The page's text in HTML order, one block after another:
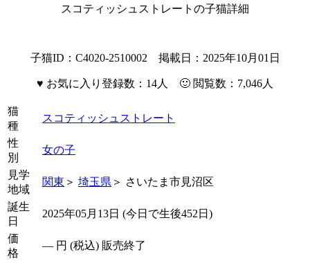
スコティッシュストレートの子猫詳細
子猫ID：C4020-2510002 掲載日：2025年10月01日
♥ お気に入り登録数：14人 🙂 閲覧数：7,046人
猫
種
スコティッシュストレート
性
別
女の子
見学
地域
関東 ＞ 埼玉県 ＞ さいたま市見沼区
誕生
日
2025年05月13日 (今日で生後452日)
価
格
― 円 (税込) 販売終了